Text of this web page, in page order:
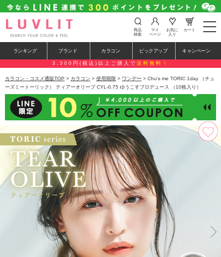
t
o
e
n
a
a
i
o
n
商品
検索
マイ
ページ
お気に
入り
カート
ランキング ブランド カラコン ピックアップ キャンペーン
3,300円(税込)以上ご購入で 送料無料！
カラコン・コスメ通販TOP > カラコン > 使用期限 > ワンデー > Chu's me TORIC 1day （チュ
ーズミートーリック） ティアーオリーブ CYL-0.75 ゆうこすプロデュース （10枚入り）